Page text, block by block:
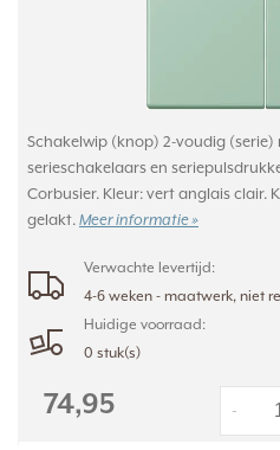
Schakelwip (knop) 2-voudig
serieschakelaars en
Corbusier. Kleur: vert anglais clair.
gelakt. Meer informatie »
Verwachte levertijd:
4-6 weken - maatwerk, niet
Huidige voorraad:
0 stuk(s)
74,95 -